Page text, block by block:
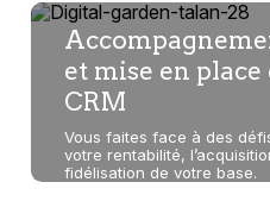
et mise en
CRM
Vous faites face à des
votre rentabilité,
fidélisation de votre base.